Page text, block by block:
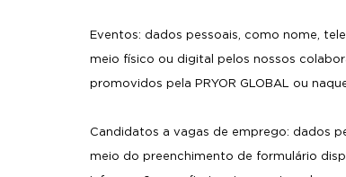
Eventos: dados pessoais, como nome,
meio físico ou digital pelos nossos
promovidos pela PRYOR GLOBAL ou
Candidatos a vagas de emprego: dados
meio do preenchimento de formulário